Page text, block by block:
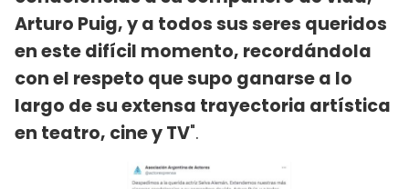
Arturo Puig, y a todos sus seres queridos
en este difícil momento, recordándola
con el respeto que supo ganarse a lo
largo de su extensa trayectoria artística
en teatro, cine y TV".